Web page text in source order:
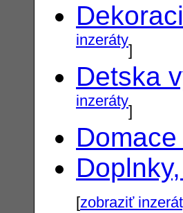
inzeráty]
Detska
inzeráty]
[zobraziť